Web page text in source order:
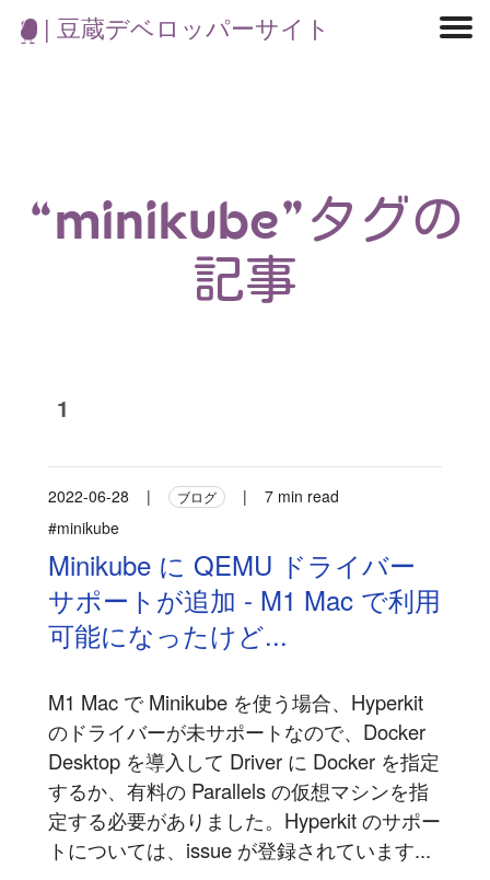
| 豆蔵デベロッパーサイト
“minikube”タグの
記事
1
2022-06-28 | ブログ |
7 min read
#minikube
Minikube に QEMU ドライバー
サポートが追加 - M1 Mac で利用
可能になったけど...
M1 Mac で Minikube を使う場合、Hyperkit
のドライバーが未サポートなので、Docker
Desktop を導入して Driver に Docker を指定
するか、有料の Parallels の仮想マシンを指
定する必要がありました。Hyperkit のサポー
トについては、issue が登録されています...